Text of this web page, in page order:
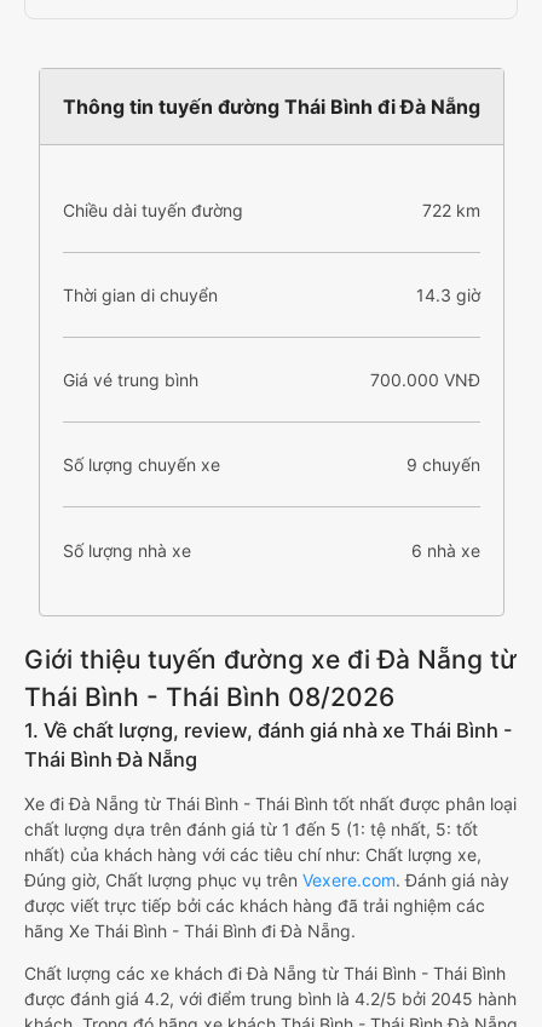
Thông tin tuyến đường Thái Bình đi Đà Nẵng
Chiều dài tuyến đường 722 km
Thời gian di chuyển 14.3 giờ
Giá vé trung bình 700.000 VNĐ
Số lượng chuyến xe 9 chuyến
Số lượng nhà xe 6 nhà xe
Giới thiệu tuyến đường xe đi Đà Nẵng từ
Thái Bình - Thái Bình 08/2026
1. Về chất lượng, review, đánh giá nhà xe Thái Bình -
Thái Bình Đà Nẵng
Xe đi Đà Nẵng từ Thái Bình - Thái Bình tốt nhất được phân loại
chất lượng dựa trên đánh giá từ 1 đến 5 (1: tệ nhất, 5: tốt
nhất) của khách hàng với các tiêu chí như: Chất lượng xe,
Đúng giờ, Chất lượng phục vụ trên Vexere.com. Đánh giá này
được viết trực tiếp bởi các khách hàng đã trải nghiệm các
hãng Xe Thái Bình - Thái Bình đi Đà Nẵng.
Chất lượng các xe khách đi Đà Nẵng từ Thái Bình - Thái Bình
được đánh giá 4.2, với điểm trung bình là 4.2/5 bởi 2045 hành